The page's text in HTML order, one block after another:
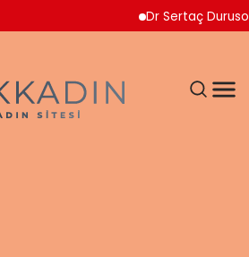
Dr Sertaç Durusoy